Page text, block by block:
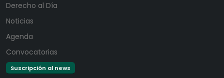
Derecho al Día
Noticias
Agenda
Convocatorias
Suscripción al news